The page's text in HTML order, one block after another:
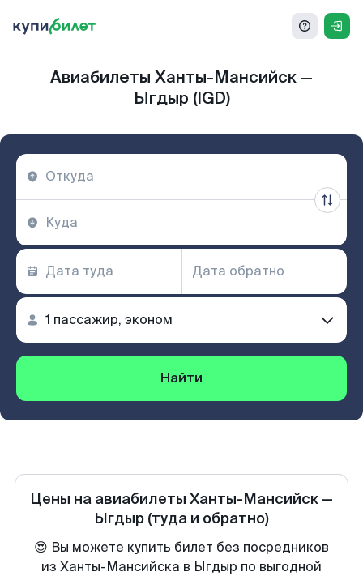
Авиабилеты Ханты-Мансийск —
Ыгдыр (IGD)
Найти
Цены на авиабилеты Ханты-Мансийск —
Ыгдыр (туда и обратно)
😍 Вы можете купить билет без посредников
из Ханты-Мансийска в Ыгдыр по выгодной